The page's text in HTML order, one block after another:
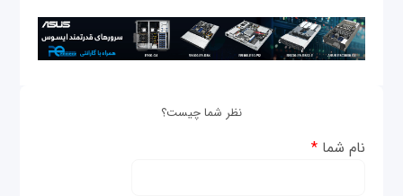
نظر شما چیست؟
نام شما*